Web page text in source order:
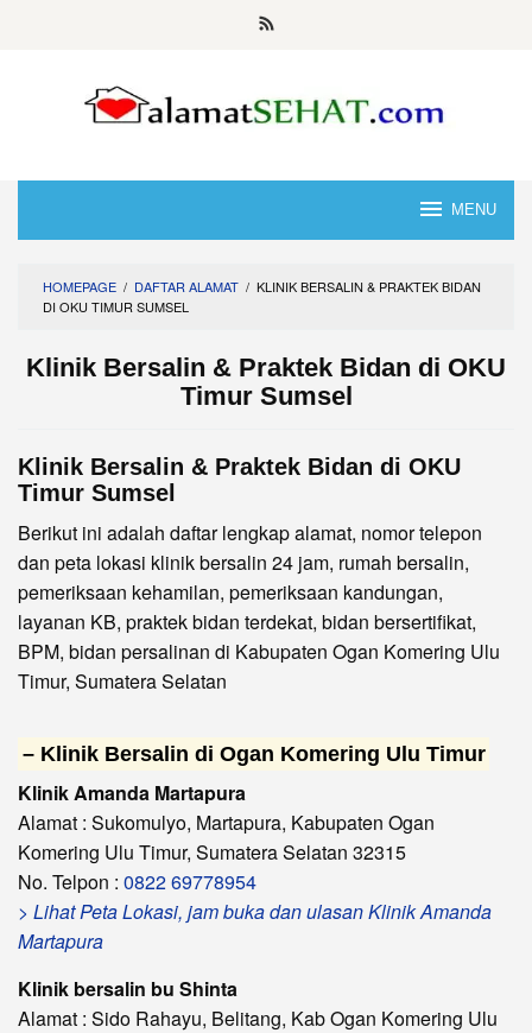
MENU
HOMEPAGE / DAFTAR ALAMAT / KLINIK BERSALIN & PRAKTEK BIDAN
DI OKU TIMUR SUMSEL
Klinik Bersalin & Praktek Bidan di OKU
Timur Sumsel
Klinik Bersalin & Praktek Bidan di OKU
Timur Sumsel
Berikut ini adalah daftar lengkap alamat, nomor telepon
dan peta lokasi klinik bersalin 24 jam, rumah bersalin,
pemeriksaan kehamilan, pemeriksaan kandungan,
layanan KB, praktek bidan terdekat, bidan bersertifikat,
BPM, bidan persalinan di Kabupaten Ogan Komering Ulu
Timur, Sumatera Selatan
– Klinik Bersalin di Ogan Komering Ulu Timur
Klinik Amanda Martapura
Alamat : Sukomulyo, Martapura, Kabupaten Ogan
Komering Ulu Timur, Sumatera Selatan 32315
No. Telpon : 0822 69778954
> Lihat Peta Lokasi, jam buka dan ulasan Klinik Amanda
Martapura
Klinik bersalin bu Shinta
Alamat : Sido Rahayu, Belitang, Kab Ogan Komering Ulu